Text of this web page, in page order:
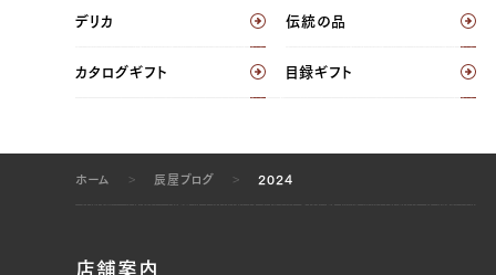
デリカ 伝統の品
カタログギフト 目録ギフト
ホーム 辰屋ブログ 2024
店舗案内